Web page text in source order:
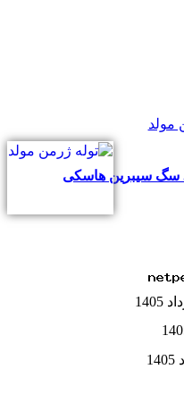
سیبرین هاسکی